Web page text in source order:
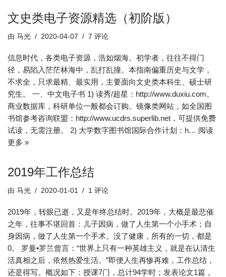
文史类电子资源精选（初阶版）
由 马光 2020-04-07 7 评论
信息时代，各类电子资源，浩如烟海。初学者，往往不得门
径，易陷入茫茫林海中，乱打乱撞。本指南偏重历史与文学，
不求全，只求最精、最实用，主要面向文史类本科生、硕士研
究生。 一、中文电子书 1) 读秀/超星：http://www.duxiu.com。
商业数据库，科研单位一般都会订购。镜像类网站，如全国图
书馆参考咨询联盟：http://www.ucdrs.superlib.net，可提供免费
试读，无需注册。 2) 大学数字图书馆国际合作计划：h… 阅读
更多 »
2019年工作总结
由 马光 2020-01-01 1 评论
2019年，转眼已逝，又是年终总结时。2019年，大概是最悲催
之年，往事不堪回首：儿子因病，做了人生第一个小手术；自
身因病，做了人生第一个手术。没了健康，所有的一切，都是
0。 罗曼•罗兰曾言：“世界上只有一种英雄主义，就是在认清生
活真相之后，依然热爱生活。”即便人生再惨再难，工作总结，
还是得写。概况如下：授课7门，总计94学时；发表论文1篇，